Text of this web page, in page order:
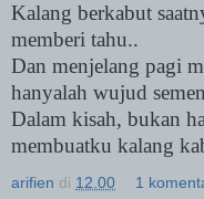
Kalang berkabut
memberi tahu..
Dan menjelang pagi
hanyalah wujud
Dalam kisah, bukan
membuatku kalang
arifien di 12.00 1